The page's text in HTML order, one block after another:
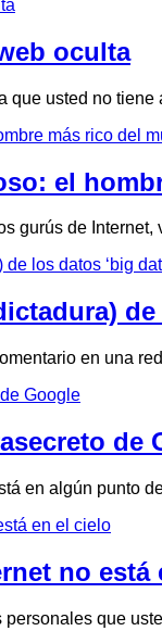
oculta
que usted no
el
gurús de
de
en una
de
en algún punto
no está
que